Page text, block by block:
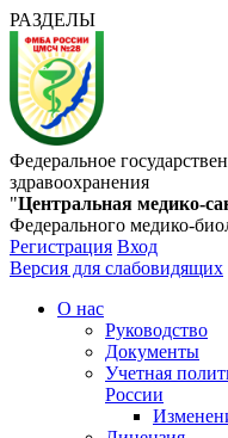
РАЗДЕЛЫ
Федеральное
здравоохранения
"Центральная медико-
Федерального медико-
Регистрация Вход
Версия для слабовидящих
О нас
Руководство
Документы
Учетная
России